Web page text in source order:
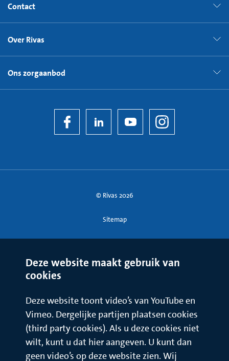
Contact
Over Rivas
Ons zorgaanbod
© Rivas 2026
Sitemap
Deze website maakt gebruik van
cookies
Deze website toont video’s van YouTube en
Vimeo. Dergelijke partijen plaatsen cookies
(third party cookies). Als u deze cookies niet
wilt, kunt u dat hier aangeven. U kunt dan
geen video’s op deze website zien. Wij